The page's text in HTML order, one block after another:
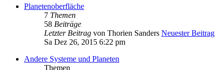
Planetenoberfläche
7 Themen
58 Beiträge
Letzter Beitrag von Thorien Sanders Neuester Beitrag
Sa Dez 26, 2015 6:22 pm
Andere Systeme und Planeten
Themen